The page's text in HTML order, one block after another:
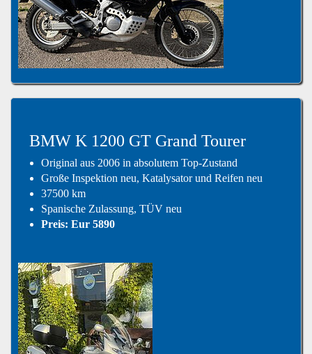
BMW K 1200 GT Grand Tourer
Original aus 2006 in absolutem Top-Zustand
Große Inspektion neu, Katalysator und Reifen neu
37500 km
Spanische Zulassung, TÜV neu
Preis: Eur 5890